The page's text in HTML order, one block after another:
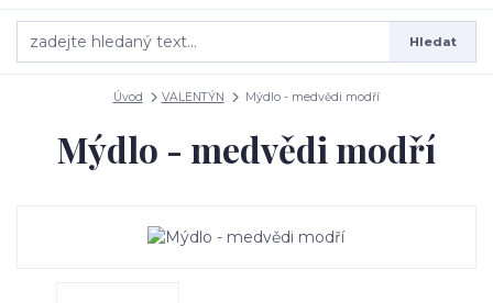
Hledat
Úvod VALENTÝN Mýdlo - medvědi modří
Mýdlo - medvědi modří